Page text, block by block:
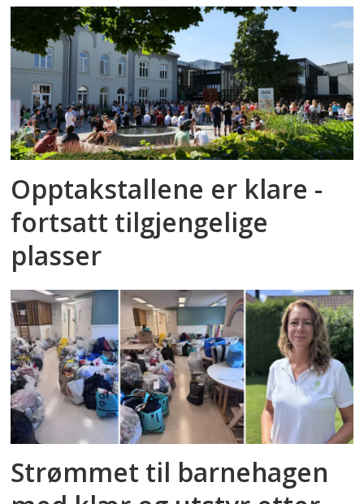
Opptakstallene er klare -
fortsatt tilgjengelige
plasser
Strømmet til barnehagen